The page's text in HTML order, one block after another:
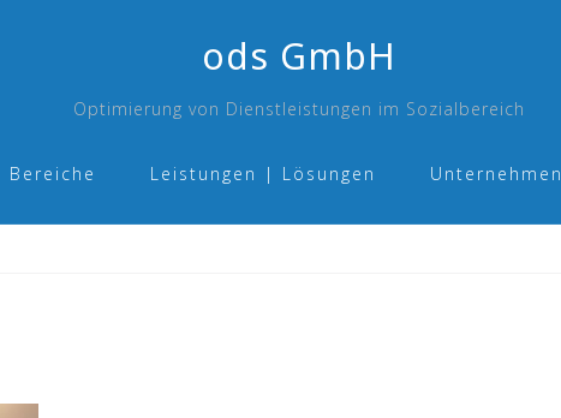
ods GmbH
Optimierung von Dienstleistungen im Sozialbereich
Leistungen | Lösungen Unternehmen